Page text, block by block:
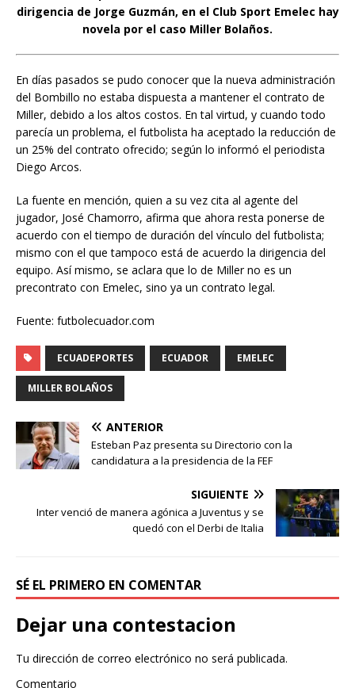
dirigencia de Jorge Guzmán, en el Club Sport Emelec hay
novela por el caso Miller Bolaños.
En días pasados se pudo conocer que la nueva administración
del Bombillo no estaba dispuesta a mantener el contrato de
Miller, debido a los altos costos. En tal virtud, y cuando todo
parecía un problema, el futbolista ha aceptado la reducción de
un 25% del contrato ofrecido; según lo informó el periodista
Diego Arcos.
La fuente en mención, quien a su vez cita al agente del
jugador, José Chamorro, afirma que ahora resta ponerse de
acuerdo con el tiempo de duración del vínculo del futbolista;
mismo con el que tampoco está de acuerdo la dirigencia del
equipo. Así mismo, se aclara que lo de Miller no es un
precontrato con Emelec, sino ya un contrato legal.
Fuente: futbolecuador.com
ECUADEPORTES ECUADOR EMELEC
MILLER BOLAÑOS
ANTERIOR
Esteban Paz presenta su Directorio con la
candidatura a la presidencia de la FEF
SIGUIENTE
Inter venció de manera agónica a Juventus y se
quedó con el Derbi de Italia
SÉ EL PRIMERO EN COMENTAR
Dejar una contestacion
Tu dirección de correo electrónico no será publicada.
Comentario